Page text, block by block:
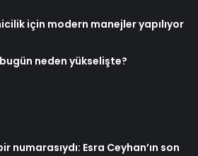
için modern manejler yapılıyor
neden yükselişte?
numarasıydı: Esra Ceyhan’ın son